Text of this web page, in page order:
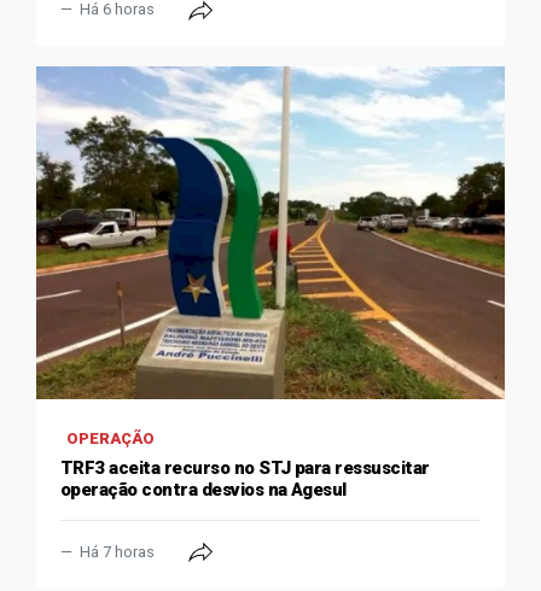
Há 6 horas
OPERAÇÃO
TRF3 aceita recurso no STJ para ressuscitar
operação contra desvios na Agesul
Há 7 horas